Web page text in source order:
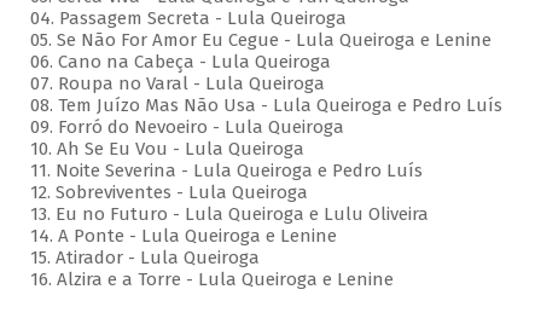
04. Passagem Secreta - Lula Queiroga
05. Se Não For Amor Eu Cegue - Lula Queiroga e Lenine
06. Cano na Cabeça - Lula Queiroga
07. Roupa no Varal - Lula Queiroga
08. Tem Juízo Mas Não Usa - Lula Queiroga e Pedro Luís
09. Forró do Nevoeiro - Lula Queiroga
10. Ah Se Eu Vou - Lula Queiroga
11. Noite Severina - Lula Queiroga e Pedro Luís
12. Sobreviventes - Lula Queiroga
13. Eu no Futuro - Lula Queiroga e Lulu Oliveira
14. A Ponte - Lula Queiroga e Lenine
15. Atirador - Lula Queiroga
16. Alzira e a Torre - Lula Queiroga e Lenine